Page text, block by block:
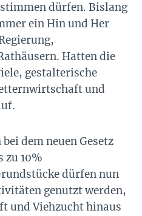
dürfen. Bislang
ein Hin und Her
Hatten die
gestalterische
und
dem neuen Gesetz
zu 10%
dürfen nun
genutzt werden,
und Viehzucht hinaus